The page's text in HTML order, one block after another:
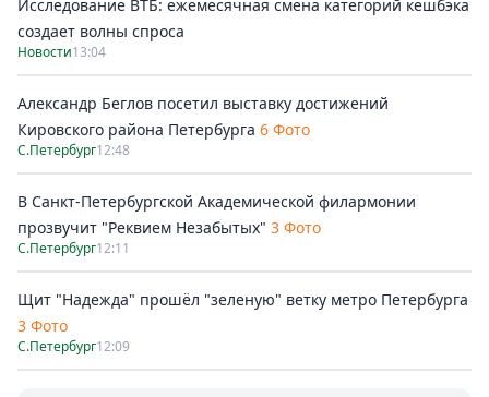
Исследование ВТБ: ежемесячная смена категорий кешбэка
создает волны спроса
Новости13:04
Александр Беглов посетил выставку достижений
Кировского района Петербурга 6 Фото
С.Петербург12:48
В Санкт-Петербургской Академической филармонии
прозвучит "Реквием Незабытых" 3 Фото
С.Петербург12:11
Щит "Надежда" прошёл "зеленую" ветку метро Петербурга
3 Фото
С.Петербург12:09